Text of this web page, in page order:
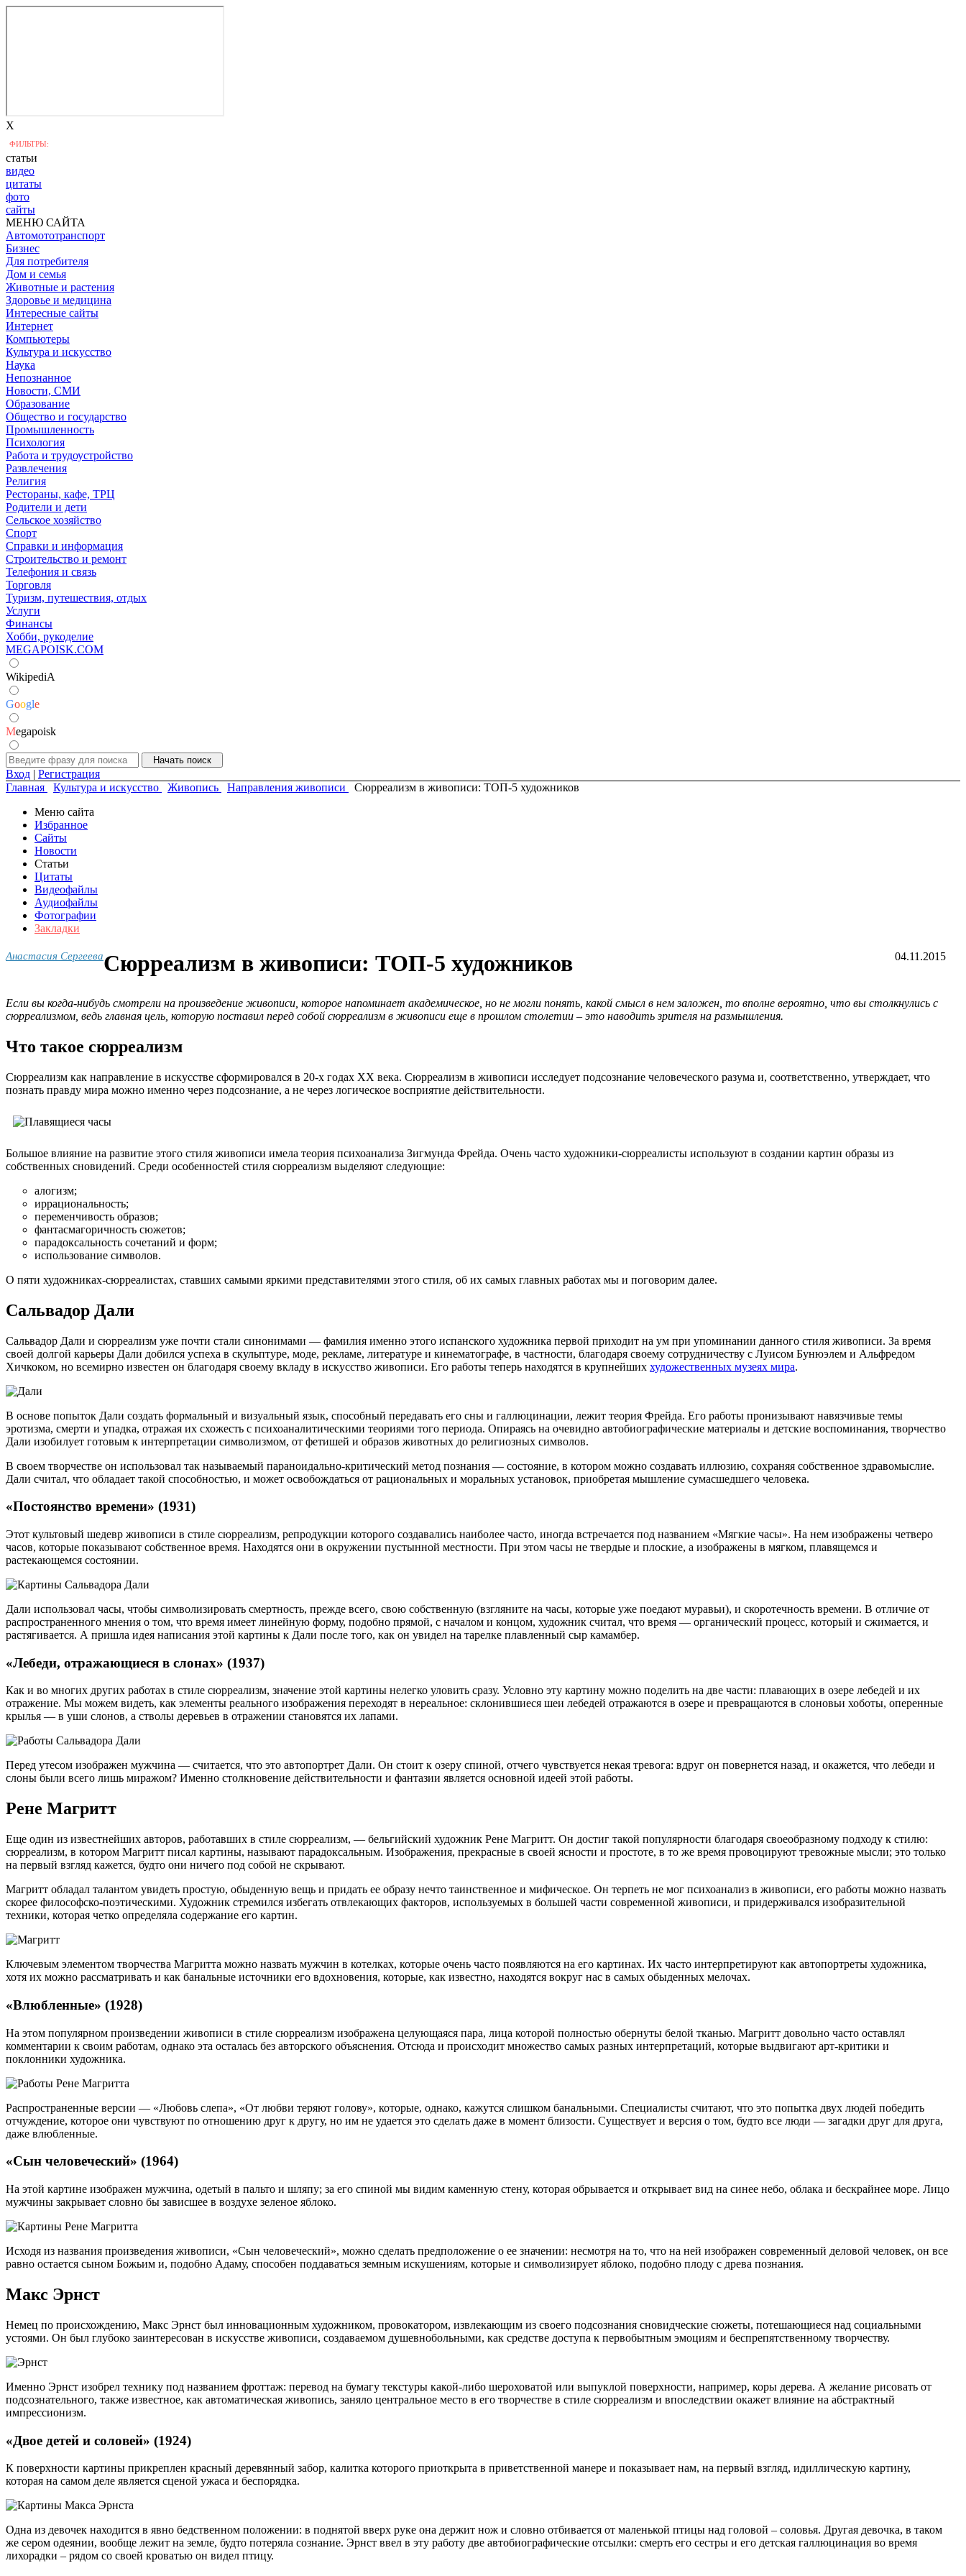
X
ФИЛЬТРЫ:
статьи
видео
цитаты
фото
сайты
МЕНЮ САЙТА
Автомототранспорт
Бизнес
Для потребителя
Дом и семья
Животные и растения
Здоровье и медицина
Интересные сайты
Интернет
Компьютеры
Культура и искусство
Наука
Непознанное
Новости, СМИ
Образование
Общество и государство
Промышленность
Психология
Работа и трудоустройство
Развлечения
Религия
Рестораны, кафе, ТРЦ
Родители и дети
Сельское хозяйство
Спорт
Справки и информация
Строительство и ремонт
Телефония и связь
Торговля
Туризм, путешествия, отдых
Услуги
Финансы
Хобби, рукоделие
MEGAPOISK.COM
WikipediA
Google
Megapoisk
Вход | Регистрация
Главная
Культура и искусство Живопись Направления живописи
Сюрреализм в живописи: ТОП-5 художников
Меню сайта
Избранное
Сайты
Новости
Статьи
Цитаты
Видеофайлы
Аудиофайлы
Фотографии
Закладки
Анастасия Сергеева 04.11.2015
Сюрреализм в живописи: ТОП-5 художников
Если вы когда-нибудь смотрели на произведение живописи, которое напоминает академическое, но не могли понять, какой смысл в нем заложен, то вполне вероятно, что вы столкнулись с
сюрреализмом, ведь главная цель, которую поставил перед собой сюрреализм в живописи еще в прошлом столетии – это наводить зрителя на размышления.
Что такое сюрреализм
Сюрреализм как направление в искусстве сформировался в 20-х годах XX века. Сюрреализм в живописи исследует подсознание человеческого разума и, соответственно, утверждает, что
познать правду мира можно именно через подсознание, а не через логическое восприятие действительности.
Большое влияние на развитие этого стиля живописи имела теория психоанализа Зигмунда Фрейда. Очень часто художники-сюрреалисты используют в создании картин образы из
собственных сновидений. Среди особенностей стиля сюрреализм выделяют следующие:
алогизм;
иррациональность;
переменчивость образов;
фантасмагоричность сюжетов;
парадоксальность сочетаний и форм;
использование символов.
О пяти художниках-сюрреалистах, ставших самыми яркими представителями этого стиля, об их самых главных работах мы и поговорим далее.
Сальвадор Дали
Сальвадор Дали и сюрреализм уже почти стали синонимами — фамилия именно этого испанского художника первой приходит на ум при упоминании данного стиля живописи. За время
своей долгой карьеры Дали добился успеха в скульптуре, моде, рекламе, литературе и кинематографе, в частности, благодаря своему сотрудничеству с Луисом Бунюэлем и Альфредом
Хичкоком, но всемирно известен он благодаря своему вкладу в искусство живописи. Его работы теперь находятся в крупнейших художественных музеях мира.
В основе попыток Дали создать формальный и визуальный язык, способный передавать его сны и галлюцинации, лежит теория Фрейда. Его работы пронизывают навязчивые темы
эротизма, смерти и упадка, отражая их схожесть с психоаналитическими теориями того периода. Опираясь на очевидно автобиографические материалы и детские воспоминания, творчество
Дали изобилует готовым к интерпретации символизмом, от фетишей и образов животных до религиозных символов.
В своем творчестве он использовал так называемый параноидально-критический метод познания — состояние, в котором можно создавать иллюзию, сохраняя собственное здравомыслие.
Дали считал, что обладает такой способностью, и может освобождаться от рациональных и моральных установок, приобретая мышление сумасшедшего человека.
«Постоянство времени» (1931)
Этот культовый шедевр живописи в стиле сюрреализм, репродукции которого создавались наиболее часто, иногда встречается под названием «Мягкие часы». На нем изображены четверо
часов, которые показывают собственное время. Находятся они в окружении пустынной местности. При этом часы не твердые и плоские, а изображены в мягком, плавящемся и
растекающемся состоянии.
Дали использовал часы, чтобы символизировать смертность, прежде всего, свою собственную (взгляните на часы, которые уже поедают муравьи), и скоротечность времени. В отличие от
распространенного мнения о том, что время имеет линейную форму, подобно прямой, с началом и концом, художник считал, что время — органический процесс, который и сжимается, и
растягивается. А пришла идея написания этой картины к Дали после того, как он увидел на тарелке плавленный сыр камамбер.
«Лебеди, отражающиеся в слонах» (1937)
Как и во многих других работах в стиле сюрреализм, значение этой картины нелегко уловить сразу. Условно эту картину можно поделить на две части: плавающих в озере лебедей и их
отражение. Мы можем видеть, как элементы реального изображения переходят в нереальное: склонившиеся шеи лебедей отражаются в озере и превращаются в слоновьи хоботы, оперенные
крылья — в уши слонов, а стволы деревьев в отражении становятся их лапами.
Перед утесом изображен мужчина — считается, что это автопортрет Дали. Он стоит к озеру спиной, отчего чувствуется некая тревога: вдруг он повернется назад, и окажется, что лебеди и
слоны были всего лишь миражом? Именно столкновение действительности и фантазии является основной идеей этой работы.
Рене Магритт
Еще один из известнейших авторов, работавших в стиле сюрреализм, — бельгийский художник Рене Магритт. Он достиг такой популярности благодаря своеобразному подходу к стилю:
сюрреализм, в котором Магритт писал картины, называют парадоксальным. Изображения, прекрасные в своей ясности и простоте, в то же время провоцируют тревожные мысли; это только
на первый взгляд кажется, будто они ничего под собой не скрывают.
Магритт обладал талантом увидеть простую, обыденную вещь и придать ее образу нечто таинственное и мифическое. Он терпеть не мог психоанализ в живописи, его работы можно назвать
скорее философско-поэтическими. Художник стремился избегать отвлекающих факторов, используемых в большей части современной живописи, и придерживался изобразительной
техники, которая четко определяла содержание его картин.
Ключевым элементом творчества Магритта можно назвать мужчин в котелках, которые очень часто появляются на его картинах. Их часто интерпретируют как автопортреты художника,
хотя их можно рассматривать и как банальные источники его вдохновения, которые, как известно, находятся вокруг нас в самых обыденных мелочах.
«Влюбленные» (1928)
На этом популярном произведении живописи в стиле сюрреализм изображена целующаяся пара, лица которой полностью обернуты белой тканью. Магритт довольно часто оставлял
комментарии к своим работам, однако эта осталась без авторского объяснения. Отсюда и происходит множество самых разных интерпретаций, которые выдвигают арт-критики и
поклонники художника.
Распространенные версии — «Любовь слепа», «От любви теряют голову», которые, однако, кажутся слишком банальными. Специалисты считают, что это попытка двух людей победить
отчуждение, которое они чувствуют по отношению друг к другу, но им не удается это сделать даже в момент близости. Существует и версия о том, будто все люди — загадки друг для друга,
даже влюбленные.
«Сын человеческий» (1964)
На этой картине изображен мужчина, одетый в пальто и шляпу; за его спиной мы видим каменную стену, которая обрывается и открывает вид на синее небо, облака и бескрайнее море. Лицо
мужчины закрывает словно бы зависшее в воздухе зеленое яблоко.
Исходя из названия произведения живописи, «Сын человеческий», можно сделать предположение о ее значении: несмотря на то, что на ней изображен современный деловой человек, он все
равно остается сыном Божьим и, подобно Адаму, способен поддаваться земным искушениям, которые и символизирует яблоко, подобно плоду с древа познания.
Макс Эрнст
Немец по происхождению, Макс Эрнст был инновационным художником, провокатором, извлекающим из своего подсознания сновидческие сюжеты, потешающиеся над социальными
устоями. Он был глубоко заинтересован в искусстве живописи, создаваемом душевнобольными, как средстве доступа к первобытным эмоциям и беспрепятственному творчеству.
Именно Эрнст изобрел технику под названием фроттаж: перевод на бумагу текстуры какой-либо шероховатой или выпуклой поверхности, например, коры дерева. А желание рисовать от
подсознательного, также известное, как автоматическая живопись, заняло центральное место в его творчестве в стиле сюрреализм и впоследствии окажет влияние на абстрактный
импрессионизм.
«Двое детей и соловей» (1924)
К поверхности картины прикреплен красный деревянный забор, калитка которого приоткрыта в приветственной манере и показывает нам, на первый взгляд, идиллическую картину,
которая на самом деле является сценой ужаса и беспорядка.
Одна из девочек находится в явно бедственном положении: в поднятой вверх руке она держит нож и словно отбивается от маленькой птицы над головой – соловья. Другая девочка, в таком
же сером одеянии, вообще лежит на земле, будто потеряла сознание. Эрнст ввел в эту работу две автобиографические отсылки: смерть его сестры и его детская галлюцинация во время
лихорадки – рядом со своей кроватью он видел птицу.